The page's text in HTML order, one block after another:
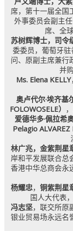
席，第十一届全国
外事委员会副主
席、全
苏树辉博士，司令
委委员，葡萄牙
问、原副主席兼行
并
Ms. Elena KELLY
奥卢代尔·埃齐基
FOLOWOSELE）
爱德华多·佩拉希
Pelagio ALVAREZ
林广兆，金紫荆星
岸和平发展联合总
香港中华总商会永
杨耀忠， 铜紫荆星
国人大代表
冯志坚，联交所原
银业贸易场永远名